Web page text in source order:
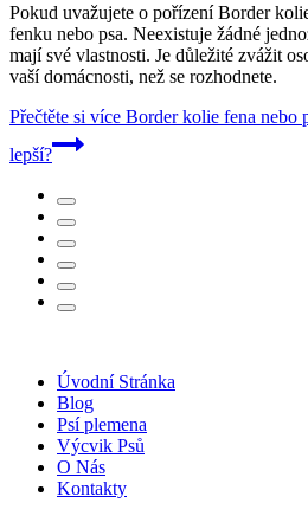
Pokud uvažujete o pořízení Border
fenku nebo psa. Neexistuje žádné
mají své vlastnosti. Je důležité zvážit
vaší domácnosti, než se rozhodnete.
Přečtěte si více Border kolie fena nebo
lepší?
Úvodní Stránka
Blog
Psí plemena
Výcvik Psů
O Nás
Kontakty